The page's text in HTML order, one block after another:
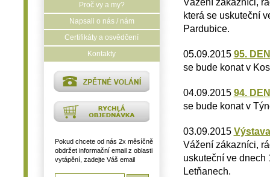
Proč vy a my?
Napsali o nás / nám
Certifikáty a osvědčení
Kontakty
Pokud chcete od nás 2x měsíčně
obdržet informační email z oblasti
vytápění, zadejte Váš email
která se uskuteční
Pardubice.
05.09.2015 95.
se bude konat v
04.09.2015 94.
se bude konat v
03.09.2015
Vážení zákazníci,
uskuteční ve dnech
Letňanech.